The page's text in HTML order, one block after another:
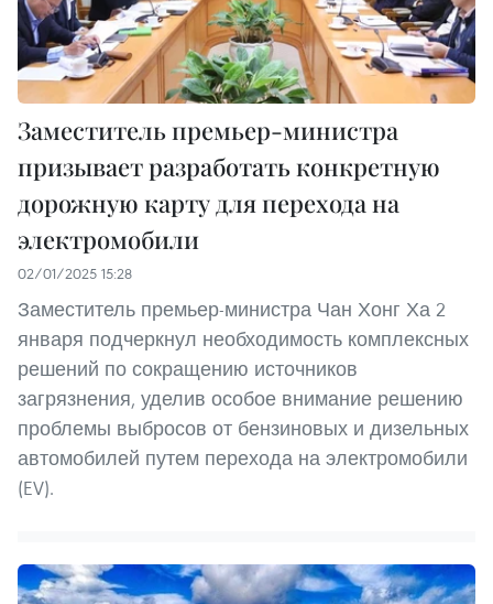
Заместитель премьер-министра
призывает разработать конкретную
дорожную карту для перехода на
электромобили
02/01/2025 15:28
Заместитель премьер-министра Чан Хонг Ха 2
января подчеркнул необходимость комплексных
решений по сокращению источников
загрязнения, уделив особое внимание решению
проблемы выбросов от бензиновых и дизельных
автомобилей путем перехода на электромобили
(EV).